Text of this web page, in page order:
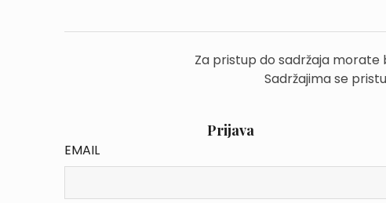
Za pristup do sadržaja
Sadržajima se
Prijava
EMAIL